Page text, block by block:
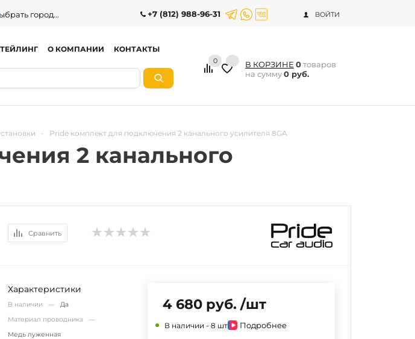
город... +7 (812) 988-96-31 ВОЙТИ
О КОМПАНИИ КОНТАКТЫ
0 В КОРЗИНЕ 0товаров
на сумму0 руб.
- Pride комплект для подключения 2 канального усилителя 8GA
2 канального
Сравнить
Характеристики
В наличии —Да
Материал проводника —
Медь луженная
4 680 руб. /шт
В наличии - 8 шт Подробнее